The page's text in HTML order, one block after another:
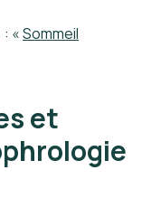
«Sommeil
et